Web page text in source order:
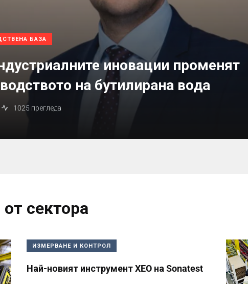
БАЗА
иновации променят
на бутилирана вода
1025 прегледа
сектора
ИЗМЕРВАНЕ И КОНТРОЛ
Най-новият инструмент XEO на Sonatest